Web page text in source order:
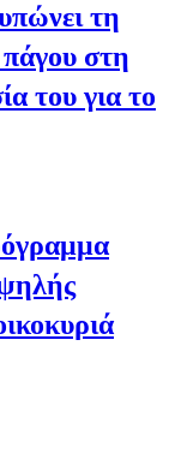
τη
στη
του για το